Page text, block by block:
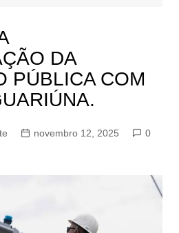
DA
PÚBLICA COM
novembro 12, 2025
0